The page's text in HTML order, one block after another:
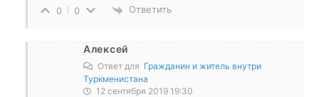
0 0 Ответить
Алексей
Ответ для Гражданин и житель внутри
Туркменистана
12 сентября 2019 19:30